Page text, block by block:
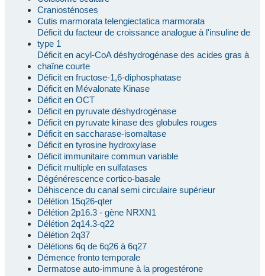
Craniosténoses
Cutis marmorata telengiectatica marmorata
Déficit du facteur de croissance analogue à l'insuline de
type 1
Déficit en acyl-CoA déshydrogénase des acides gras à
chaîne courte
Déficit en fructose-1,6-diphosphatase
Déficit en Mévalonate Kinase
Déficit en OCT
Déficit en pyruvate déshydrogénase
Déficit en pyruvate kinase des globules rouges
Déficit en saccharase-isomaltase
Déficit en tyrosine hydroxylase
Déficit immunitaire commun variable
Déficit multiple en sulfatases
Dégénérescence cortico-basale
Déhiscence du canal semi circulaire supérieur
Délétion 15q26-qter
Délétion 2p16.3 - gène NRXN1
Délétion 2q14.3-q22
Délétion 2q37
Délétions 6q de 6q26 à 6q27
Démence fronto temporale
Dermatose auto-immune à la progestérone